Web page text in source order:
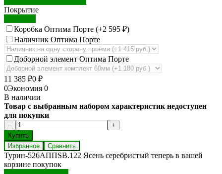
Покрытие
Коробка Оптима Порте (+2 595 ₽)
Наличник Оптима Порте
Доборной элемент Оптима Порте
11 385 ₽0 ₽
0Экономия 0
В наличии
Товар с выбранным набором характеристик недоступен
для покупки
Избранное Сравнить
Турин-526АППSB.122 Ясень серебристый теперь в вашей
корзине покупок